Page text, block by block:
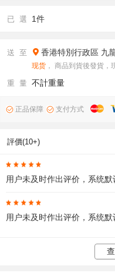
已 選 1件
送 至 香港特別行政區 九
现货 ， 商品到貨後發貨，
重 量 不計重量
正品保障 支付方式
評價(10+)
用户未及时作出评价，系统默
用户未及时作出评价，系统默